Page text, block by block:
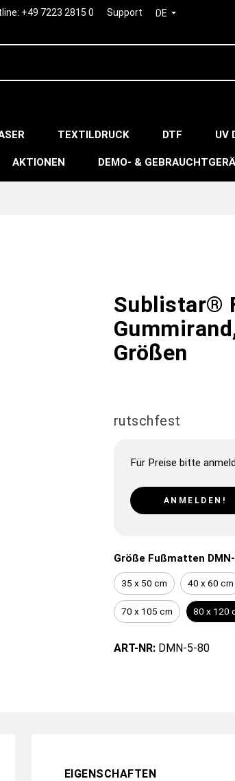
+49 7223 2815 0 Support DE
TEXTILDRUCK DTF UV
AKTIONEN DEMO- &
Sublistar®
Größen
rutschfest
Für Preise bitte
ANMELDEN!
Größe Fußmatten
35 x 50 cm 40 x 60 cm
70 x 105 cm 80 x 120
ART-NR: DMN-5-80
EIGENSCHAFTEN